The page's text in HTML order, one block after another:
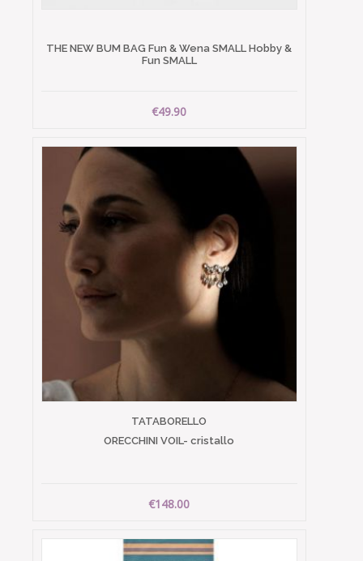
THE NEW BUM BAG Fun & Wena SMALL Hobby &
Fun SMALL
€49.90
TATABORELLO
ORECCHINI VOIL- cristallo
€148.00